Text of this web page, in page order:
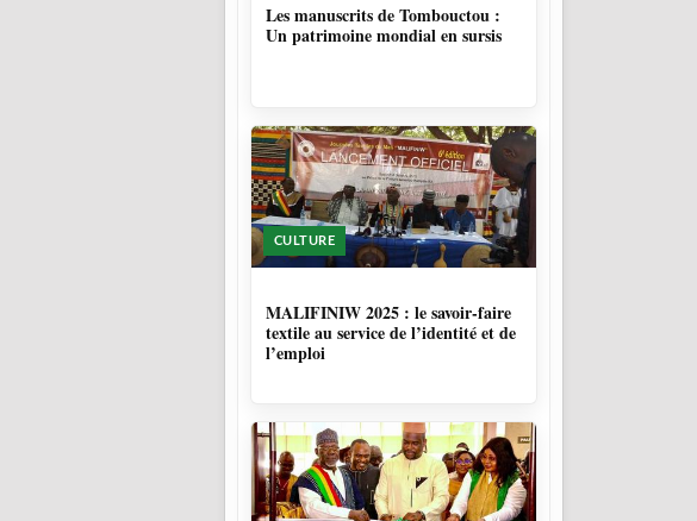
Les manuscrits de Tombouctou :
Un patrimoine mondial en sursis
CULTURE
MALIFINIW 2025 : le savoir-faire
textile au service de l’identité et de
l’emploi